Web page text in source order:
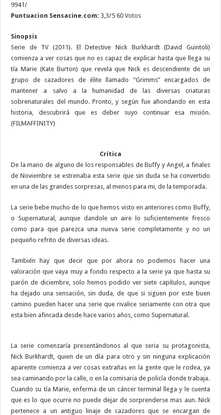
9941/
Puntuacion Sensacine.com: 3,3/5 60 Votos
Sinopsis
Serie de TV (2011). El Detective Nick Burkhardt (David Guintoli)
comienza a ver cosas que no es capaz de explicar hasta que llega su
tía Marie (Kate Burton) que revela que Nick es descendiente de un
grupo de cazadores de élite llamado “Grimms” encargados de
mantener a salvo a la humanidad de las diversas criaturas
sobrenaturales del mundo. Pronto, y según fue ahondando en esta
historia, descubrirá que es deber suyo continuar esa misión.
(FILMAFFINITY)
Crítica
De la mano de alguno de los responsables de Buffy y Angel, a finales
de Noviembre se estrenaba esta serie que sin duda se ha convertido
en una de las grandes sorpresas, al menos para mi, de la temporada.
La serie bebe mucho de lo que hemos visto en anteriores como Buffy,
o Supernatural, aunque dandole un aire lo suficientemente fresco
como para que parezca una nueva serie completamente y no un
pequeño refrito de diversas ideas.
También hay que decir que por ahora no podemos hacer una
valoración que vaya muy a fondo respecto a la serie ya que hasta su
parón de diciembre, solo hemos podido ver siete capítulos, aunque
ha dejado una sensación, sin duda, de que si siguen por este buen
camino pueden hacer una serie que rivalice seriamente con otra que
esta bien afincada desde hace varios años, como Supernatural.
La serie comenzaría presentándonos al que seria su protagonista,
Nick Burkhardt, quien de un día para otro y sin ninguna explicación
aparente comienza a ver cosas extrañas en la gente que le rodea, ya
sea caminando por la calle, o en la comisaria de policía donde trabaja.
Cuando su tía Marie, enferma de un cáncer terminal llega y le cuenta
que es lo que ocurre no puede dejar de sorprenderse mas aun. Nick
pertenece a un antiguo linaje de cazadores que se encargan de